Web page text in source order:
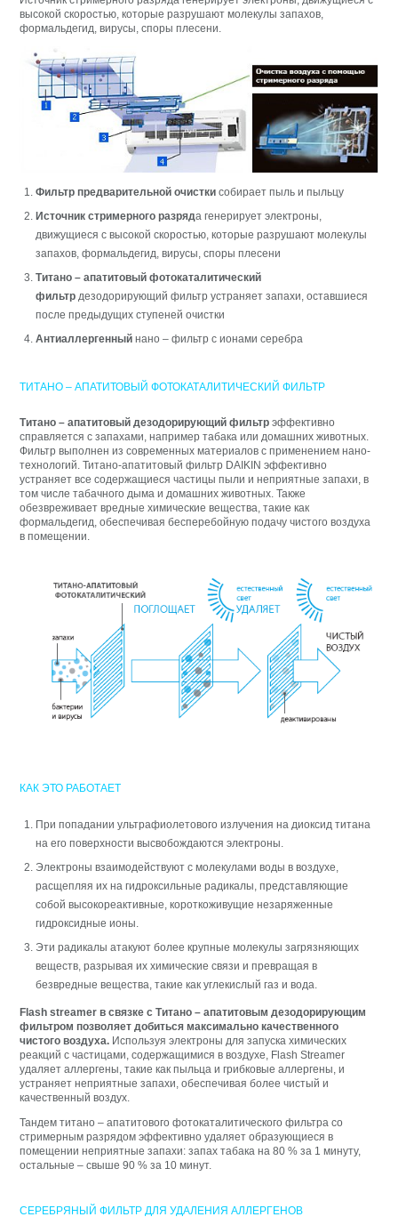
высокой скоростью, которые разрушают молекулы запахов,
формальдегид, вирусы, споры плесени.
Фильтр предварительной очистки собирает пыль и пыльцу
Источник стримерного разряда генерирует электроны,
движущиеся с высокой скоростью, которые разрушают молекулы
запахов, формальдегид, вирусы, споры плесени
Титано – апатитовый фотокаталитический
фильтр дезодорирующий фильтр устраняет запахи, оставшиеся
после предыдущих ступеней очистки​​
Антиаллергенный нано – фильтр с ионами серебра
ТИТАНО – АПАТИТОВЫЙ ФОТОКАТАЛИТИЧЕСКИЙ ФИЛЬТР
Титано – апатитовый дезодорирующий фильтр эффективно
справляется с запахами, например табака или домашних животных.
Фильтр выполнен из современных материалов с применением нано-
технологий. Титано-апатитовый фильтр DAIKIN эффективно
устраняет все содержащиеся частицы пыли и неприятные запахи, в
том числе табачного дыма и домашних животных. Также
обезвреживает вредные химические вещества, такие как
формальдегид, обеспечивая бесперебойную подачу чистого воздуха
в помещении.
КАК ЭТО РАБОТАЕТ
При попадании ультрафиолетового излучения на диоксид титана
на его поверхности высвобождаются электроны.
Электроны взаимодействуют с молекулами воды в воздухе,
расщепляя их на гидроксильные радикалы, представляющие
собой высокореактивные, короткоживущие незаряженные
гидроксидные ионы.
Эти радикалы атакуют более крупные молекулы загрязняющих
веществ, разрывая их химические связи и превращая в
безвредные вещества, такие как углекислый газ и вода.
Flash streamer в связке с Титано – апатитовым дезодорирующим
фильтром позволяет добиться максимально качественного
чистого воздуха. Используя электроны для запуска химических
реакций с частицами, содержащимися в воздухе, Flash Streamer
удаляет аллергены, такие как пыльца и грибковые аллергены, и
устраняет неприятные запахи, обеспечивая более чистый и
качественный воздух.
Тандем титано – апатитового фотокаталитического фильтра со
стримерным разрядом эффективно удаляет образующиеся в
помещении неприятные запахи: запах табака на 80 % за 1 минуту,
остальные – свыше 90 % за 10 минут.
СЕРЕБРЯНЫЙ ФИЛЬТР ДЛЯ УДАЛЕНИЯ АЛЛЕРГЕНОВ